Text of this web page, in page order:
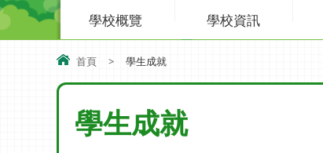
學校概覽 學校資訊
首頁 > 學生成就
學生成就